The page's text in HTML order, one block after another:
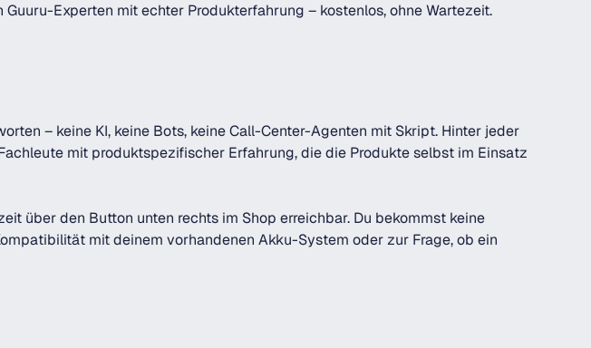
Experten mit echter Produkterfahrung – kostenlos, ohne Wartezeit.
– keine KI, keine Bots, keine Call-Center-Agenten mit Skript. Hinter jeder
mit produktspezifischer Erfahrung, die die Produkte selbst im Einsatz
über den Button unten rechts im Shop erreichbar. Du bekommst keine
mit deinem vorhandenen Akku-System oder zur Frage, ob ein